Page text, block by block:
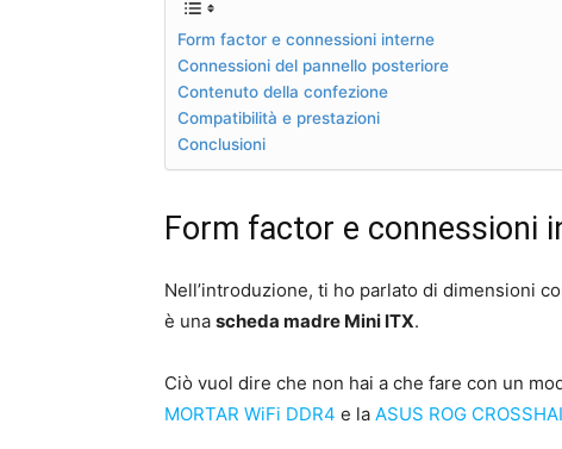
Form factor e connessioni interne
Connessioni del pannello posteriore
Contenuto della confezione
Compatibilità e prestazioni
Conclusioni
Form factor e connessioni
Nell’introduzione, ti ho parlato di dimensioni
è una scheda madre Mini ITX.
Ciò vuol dire che non hai a che fare con un
MORTAR WiFi DDR4 e la ASUS ROG